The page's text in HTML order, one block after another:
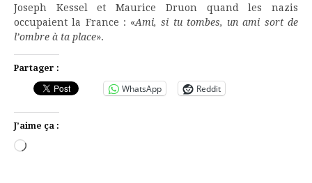
Joseph Kessel et Maurice Druon quand les nazis
occupaient la France : «Ami, si tu tombes, un ami sort de
l’ombre à ta place».
Partager :
WhatsApp Reddit
J’aime ça :
Chargement…